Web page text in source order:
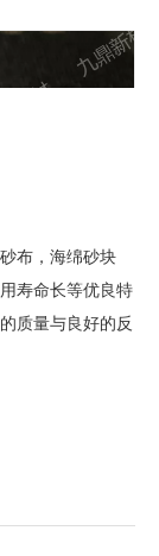
布，海绵砂块
寿命长等优良特
质量与良好的反